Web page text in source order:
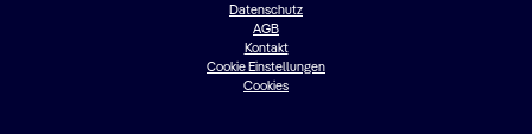
Datenschutz
AGB
Kontakt
Cookie Einstellungen
Cookies